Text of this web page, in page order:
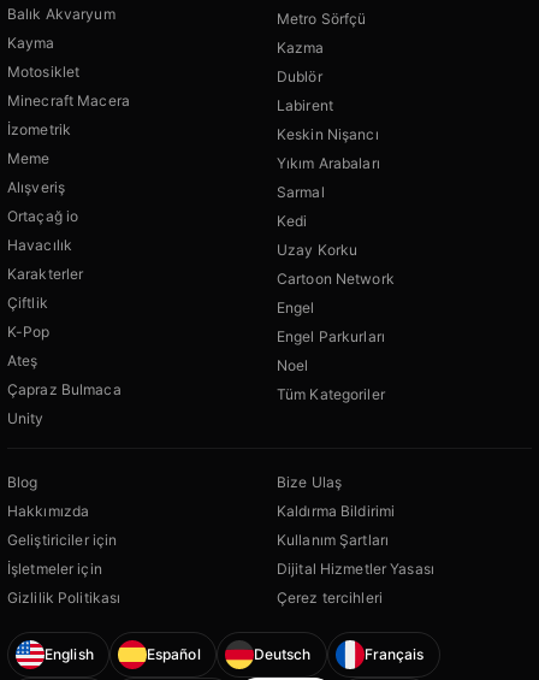
Balık Akvaryum
Kayma
Motosiklet
Minecraft Macera
İzometrik
Meme
Alışveriş
Ortaçağ io
Havacılık
Karakterler
Çiftlik
K-Pop
Ateş
Çapraz Bulmaca
Unity
Metro Sörfçü
Kazma
Dublör
Labirent
Keskin Nişancı
Yıkım Arabaları
Sarmal
Kedi
Uzay Korku
Cartoon Network
Engel
Engel Parkurları
Noel
Tüm Kategoriler
Blog
Hakkımızda
Geliştiriciler için
İşletmeler için
Gizlilik Politikası
Bize Ulaş
Kaldırma Bildirimi
Kullanım Şartları
Dijital Hizmetler Yasası
Çerez tercihleri
English Español Deutsch Français